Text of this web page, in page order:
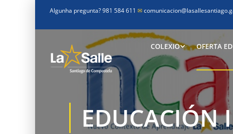
Algunha pregunta? 981 584 611 ✉
COLEXIO OFERTA
EDUCACIÓN